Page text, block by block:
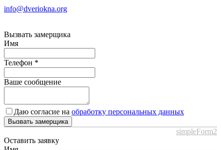
info@dveriokna.org
Вызвать замерщика
Имя
Телефон *
Ваше сообщение
Даю согласие на обработку персональных данных
Вызвать замерщика
simpleForm2
Оставить заявку